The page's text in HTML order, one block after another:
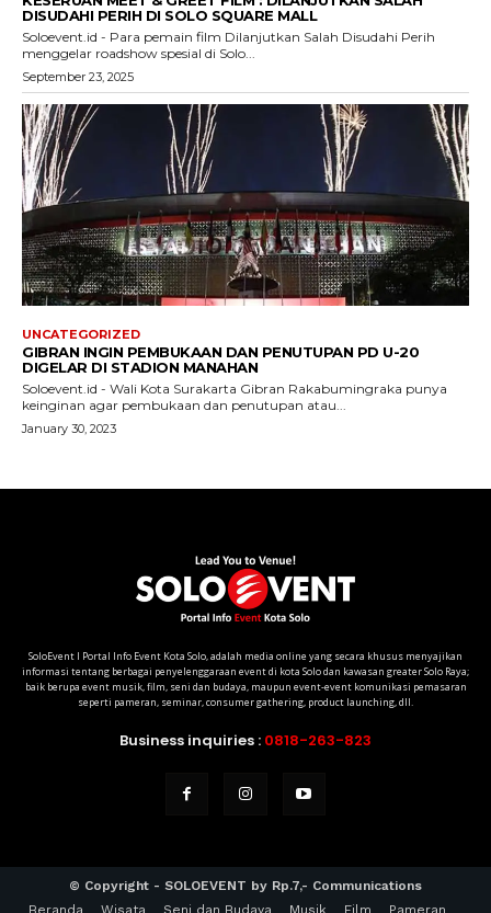
SoloEvent I Portal Info Event Kota Solo, adalah media online yang secara khusus menyajikan
informasi tentang berbagai penyelenggaraan event di kota Solo dan kawasan greater Solo Raya;
baik berupa event musik, film, seni dan budaya, maupun event-event komunikasi pemasaran
seperti pameran, seminar, consumer gathering, product launching, dll.
Business inquiries : 0818-263-823
© Copyright - SOLOEVENT by Rp.7,- Communications
Beranda
Wisata Seni dan Budaya Musik Film Pameran